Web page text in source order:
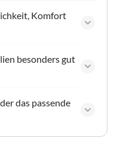
Komfort
besonders gut
das passende